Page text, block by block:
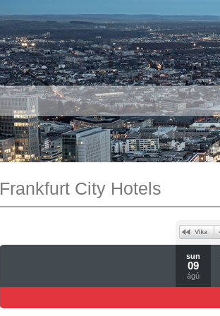
Frankfurt City Hotels
sun
09
ágú